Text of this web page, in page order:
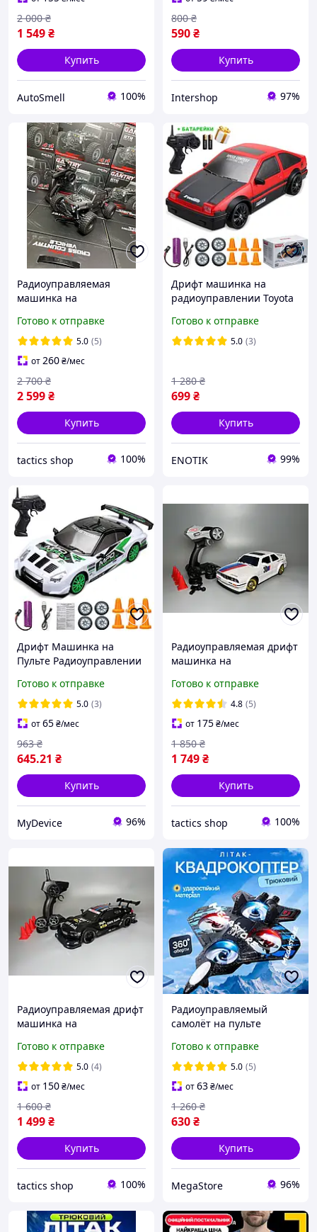
1 549₴
2 000 ₴
Купить
AutoSmell 100%
590₴
800 ₴
Купить
Intershop 97%
Радиоуправляемая
машинка на
SCY 16103
Радиоуправляемый джип
на пульте управления
багги
Готово к отправке
5.0 (5)
от260₴/мес
2 599₴
2 700 ₴
Купить
tactics shop 100%
Дрифт машинка на
радиоуправлении Toyota
Тойота Труено на пульте
Готово к отправке
5.0 (3)
699₴
1 280 ₴
Купить
ENOTIK 99%
Дрифт Машинка на
Пульте Радиоуправлении
Готово к отправке
5.0 (3)
от65₴/мес
645.21 ₴
963 ₴
Купить
MyDevice 96%
Радиоуправляемая дрифт
машинка на
подсветкой BMW E30
Гоночная для дрифта
пульте управления
Готово к отправке
4.8 (5)
от 175₴/мес
1 749₴
1 850 ₴
Купить
tactics shop 100%
Радиоуправляемая дрифт
машинка на
подсветкой BMW M4
Гоночная для дрифта
пульте управления
Готово к отправке
5.0 (4)
от 150₴/мес
1 499₴
1 600 ₴
Купить
tactics shop 100%
Радиоуправляемый
самолёт на пульте
игрушка-истребитель для
детей, отличный подарок
детям и взрослым
Готово к отправке
5.0 (5)
от63₴/мес
630₴
1 260 ₴
Купить
MegaStore 96%